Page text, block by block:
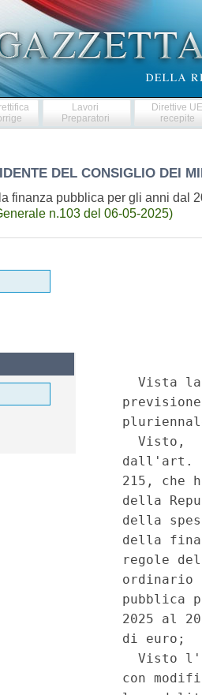
Lavori
Preparatori
Direttive
recepite
DEL CONSIGLIO DEI
finanza pubblica per gli anni dal
n.103 del 06-05-2025)